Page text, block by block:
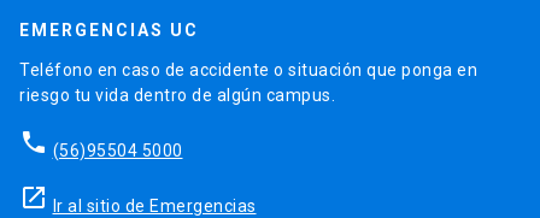
EMERGENCIAS UC
Teléfono en caso de accidente o situación que ponga en
riesgo tu vida dentro de algún campus.
phone (56)95504 5000
launch Ir al sitio de Emergencias